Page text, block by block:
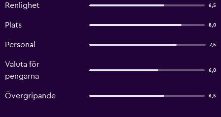
Renlighet 6,5
Plats 8,0
Personal 7,5
Valuta för
pengarna
6,0
Övergripande 6,5